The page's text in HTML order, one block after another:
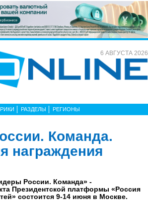
6 АВГУСТА 2026
РАЗДЕЛЫ РЕГИОНЫ
Команда.
награждения
России. Команда» -
Президентской платформы «Россия
состоится 9-14 июня в Москве.